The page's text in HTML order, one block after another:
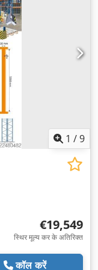
1 /9
€19,549
स्थिर मूल्य कर के अतिरिक्त
कॉल करें